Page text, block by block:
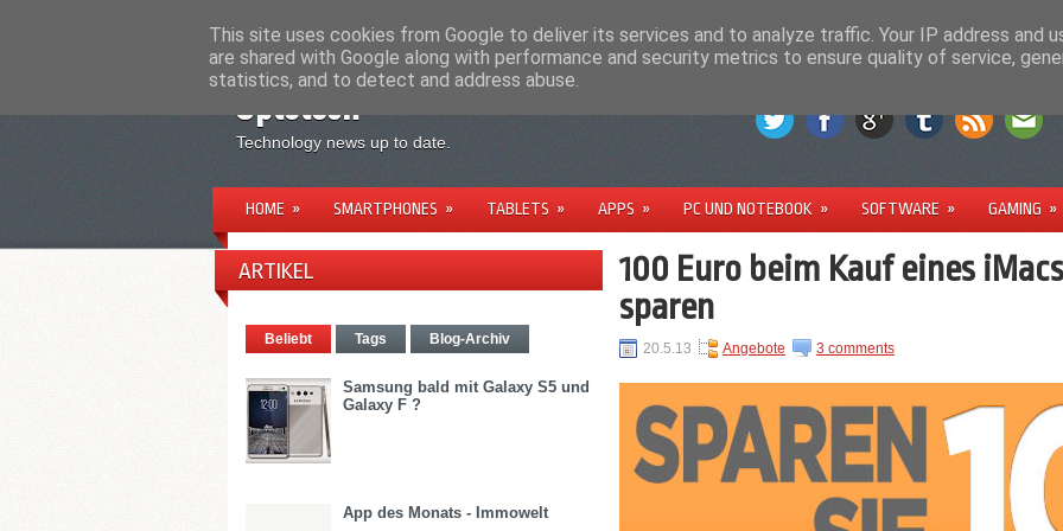
STARTSEITE ÜBER UNS IMPRESSUM PARTNER
Uptotech
Technology news up to date.
HOME » SMARTPHONES » TABLETS » APPS » PC UND NOTEBOOK » SOFTWARE » GAMING »
ARTIKEL
Beliebt Tags Blog-Archiv
Samsung bald mit Galaxy S5 und
Galaxy F ?
App des Monats - Immowelt
100 Euro beim Kauf eines
sparen
20.5.13 Angebote 3 comments
This site uses cookies from Google to deliver its services and to analyze traffic. Your IP address and
are shared with Google along with performance and security metrics to ensure quality of service,
statistics, and to detect and address abuse.